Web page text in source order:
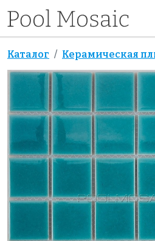
Каталог Керамическая